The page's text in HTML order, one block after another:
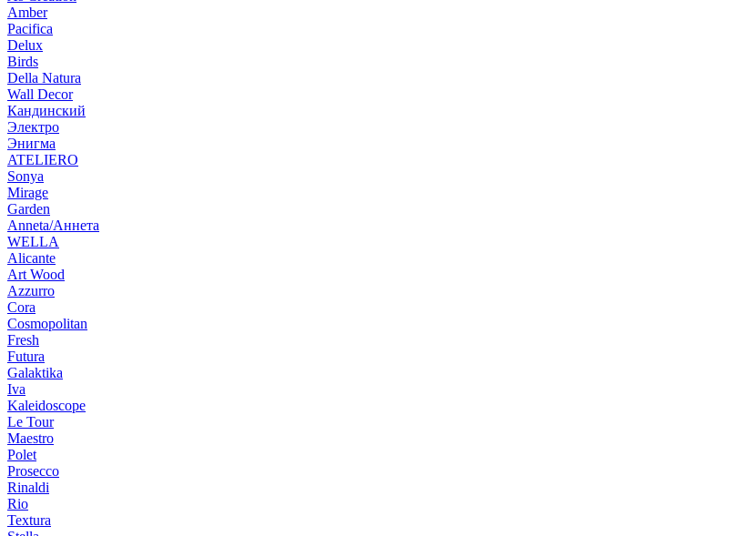
Amber
Pacifica
Delux
Birds
Della Natura
Wall Decor
Кандинский
Электро
Энигма
ATELIERO
Sonya
Mirage
Garden
Anneta/Аннета
WELLA
Alicante
Art Wood
Azzurro
Cora
Cosmopolitan
Fresh
Futura
Galaktika
Iva
Kaleidoscope
Le Tour
Maestro
Polet
Prosecco
Rinaldi
Rio
Textura